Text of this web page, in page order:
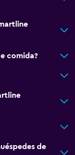
comida?
de